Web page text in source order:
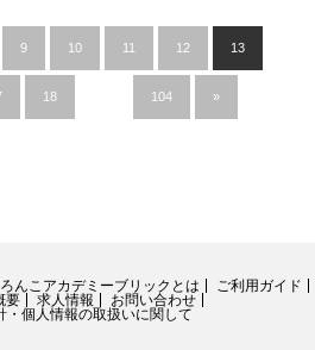
9 10 11 12 13
18 104 »
んこアカデミーブリックとは
ご利用ガイド
要 求人情報
お問い合わせ
・個人情報の取扱いに関して